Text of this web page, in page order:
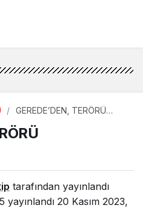
GEREDE’DEN, TERÖRÜ
tarafından yayınlandı
yayınlandı 20 Kasım 2023,